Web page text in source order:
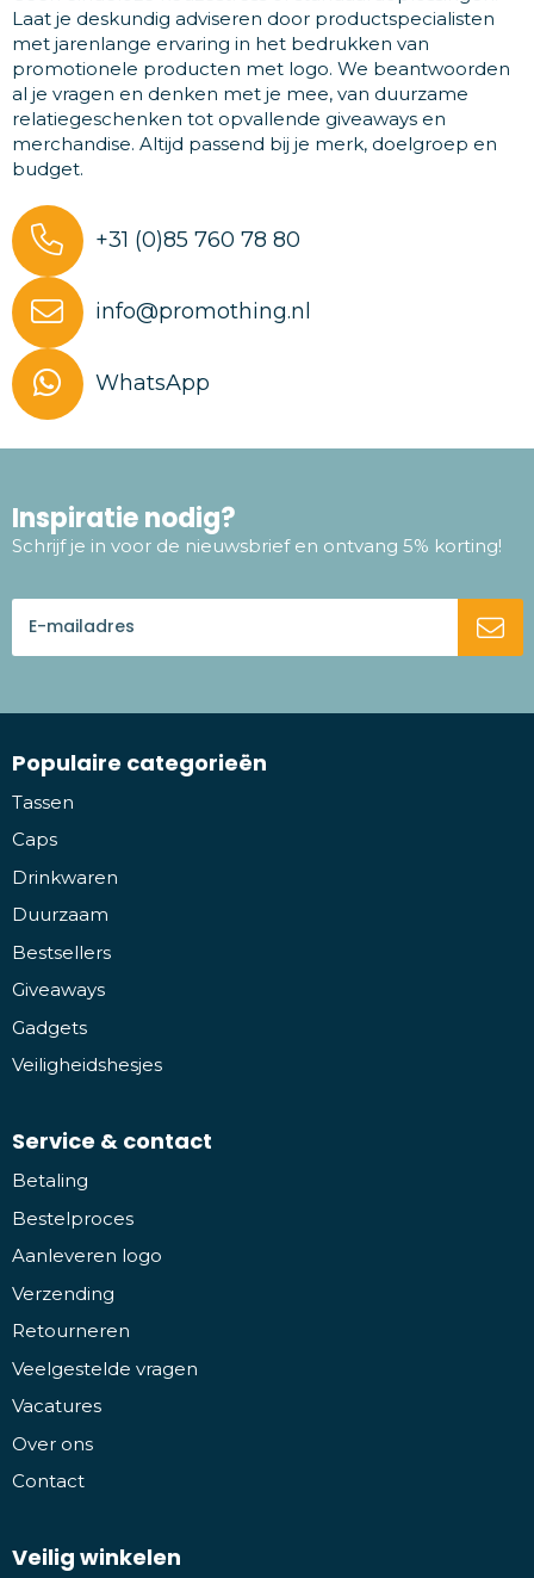
Laat je deskundig adviseren door productspecialisten
met jarenlange ervaring in het bedrukken van
promotionele producten met logo. We beantwoorden
al je vragen en denken met je mee, van duurzame
relatiegeschenken tot opvallende giveaways en
merchandise. Altijd passend bij je merk, doelgroep en
budget.
+31 (0)85 760 78 80
info@promothing.nl
WhatsApp
Inspiratie nodig?
Schrijf je in voor de nieuwsbrief en ontvang 5% korting!
Populaire categorieën
Tassen
Caps
Drinkwaren
Duurzaam
Bestsellers
Giveaways
Gadgets
Veiligheidshesjes
Service & contact
Betaling
Bestelproces
Aanleveren logo
Verzending
Retourneren
Veelgestelde vragen
Vacatures
Over ons
Contact
Veilig winkelen